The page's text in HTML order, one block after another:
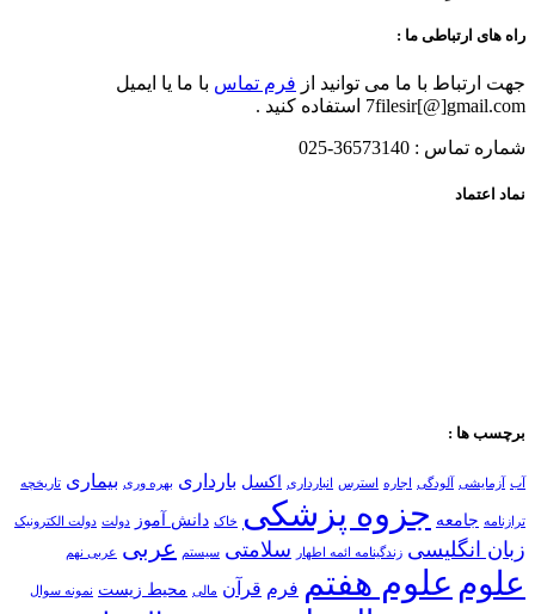
راه های ارتباطی ما :
جهت ارتباط با ما می توانید از فرم تماس با ما یا ایمیل
7filesir[@]gmail.com استفاده کنید .
شماره تماس : 36573140-025
نماد اعتماد
برچسب ها :
آب آزمایشی آلودگی اجاره استرس انبارداری اکسل بارداری بهره وری بیماری تاریخچه
ترازنامه جامعه جزوه پزشکی خاک دانش آموز دولت دولت الکترونیک
زبان انگلیسی زندگینامه ائمه اطهار سلامتی سیستم عربی عربی نهم
علوم علوم هفتم فرم قرآن مالی محیط زیست نمونه سوال